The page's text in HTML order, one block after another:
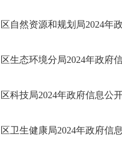
区自然资源和规划局2024年
区生态环境分局2024年政府
区科技局2024年政府信息公
区卫生健康局2024年政府信